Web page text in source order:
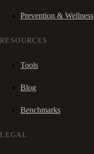
Prevention & Wellness
RESOURCES
Tools
Blog
Benchmarks
LEGAL